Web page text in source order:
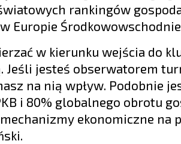
rankingów
Europie
w kierunku wejścia do
Jeśli jesteś obserwatorem
na nią wpływ. Podobnie
i 80% globalnego obrotu
ekonomiczne na